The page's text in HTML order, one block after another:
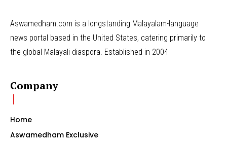
Aswamedham.com is a longstanding Malayalam-language
news portal based in the United States, catering primarily to
the global Malayali diaspora. Established in 2004
Company
Home
Aswamedham Exclusive